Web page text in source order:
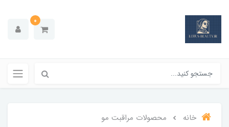
0
خانه محصولات مراقبت مو